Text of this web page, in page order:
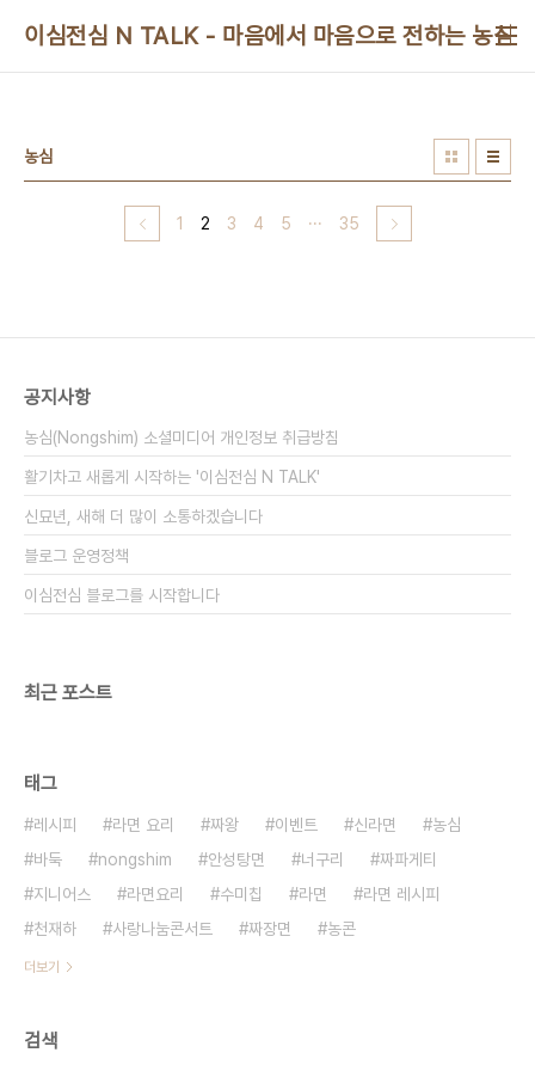
이심전심 N TALK - 마음에서 마음으로 전하는 농심
농심
1 2 3 4 5 ··· 35
공지사항
농심(Nongshim) 소셜미디어 개인정보 취급방침
활기차고 새롭게 시작하는 '이심전심 N TALK'
신묘년, 새해 더 많이 소통하겠습니다
블로그 운영정책
이심전심 블로그를 시작합니다
최근 포스트
태그
레시피 라면 요리 짜왕 이벤트 신라면
농심
바둑
nongshim 안성탕면 너구리
짜파게티
지니어스
라면요리 수미칩 라면
라면 레시피
천재하
사랑나눔콘서트 짜장면 농콘
더보기
검색